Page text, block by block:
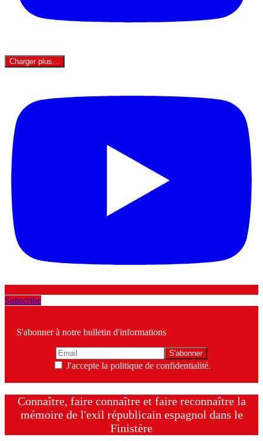
Charger plus…
Subscribe
S'abonner à notre bulletin d'informations
J'accepte la politique de confidentialité.
Connaître, faire connaître et faire reconnaître la
mémoire de l'exil républicain espagnol dans le
Finistère